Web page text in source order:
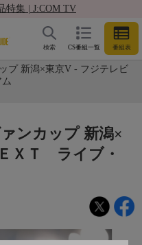
特集 | J:COM TV
CS番組一覧 番組表
検索
プ 新潟×東京V - フジテレビ
ンカップ 新潟×
ＸＴ ライブ・